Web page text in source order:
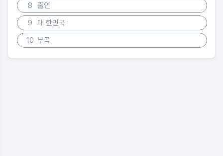
8
출연
9
대 한민국
10 부곡